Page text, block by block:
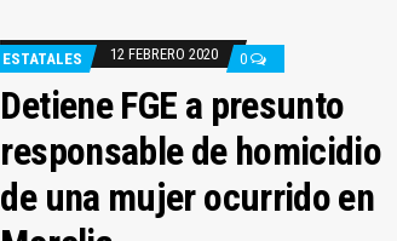
ESTATALES 12 FEBRERO 2020 0
Detiene FGE a presunto
responsable de homicidio
de una mujer ocurrido en